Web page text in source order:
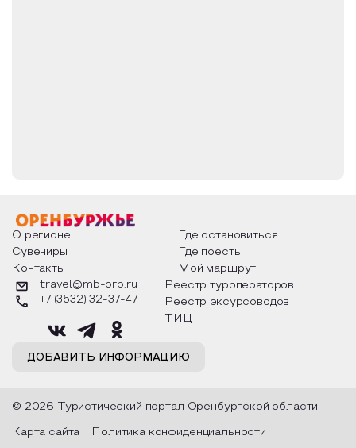
является центром культурной и общественной
жизни всего Восточного Оренбуржья со своей
богатой и самобытной историей становления и
развития, который с радостью дарит море
положительных эмоций своему зрителю.
О регионе
Где остановиться
Сувениры
Где поесть
Контакты
Мой маршрут
ДОБАВИТЬ ИНФОРМАЦИЮ
travel@mb-orb.ru
+7 (3532) 32-37-47
Реестр туроператоров
Реестр эксурсоводов
ТИЦ
© 2026 Туристический портал Оренбургской области
Карта сайта Политика конфиденциальности